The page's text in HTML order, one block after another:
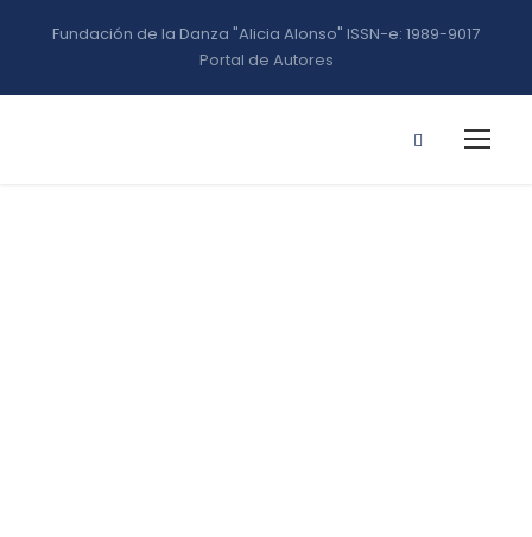
Fundación de la Danza "Alicia Alonso" ISSN-e: 1989-9017
Portal de Autores